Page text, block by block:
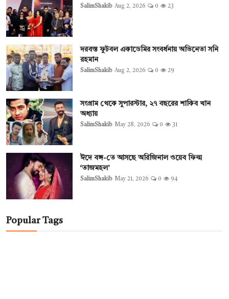
SalimShakib Aug 2, 2026 0 23
দরবস্ত ফুটবল একাডেমির সংবর্ধনায় অভিনেতা সনি
রহমান
SalimShakib Aug 2, 2026 0 29
সংগ্রাম থেকে সুপারস্টার, ২৭ বছরের শাকিব খান
অধ্যায়
SalimShakib May 28, 2026 0 31
ঈদে বঙ্গ-তে আসছে অরিজিনাল ওয়েব ফিল্ম
‘তাজমহল’
SalimShakib May 21, 2026 0 94
Popular Tags